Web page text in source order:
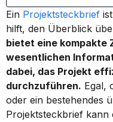
Ein Projektsteckbrief
hilft, den Überblick
bietet eine kompakte
wesentlichen
dabei, das Projekt
durchzuführen. Egal,
oder ein bestehendes
Projektsteckbrief kann